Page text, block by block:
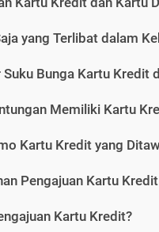
yang Terlibat dalam
Suku Bunga Kartu Kredit
Memiliki Kartu
Kartu Kredit yang
Pengajuan Kartu
Kartu Kredit?